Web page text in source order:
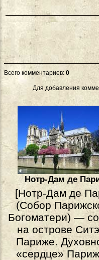
Всего комментариев: 0
Для добавления
Нотр-Дам де
[Нотр-Дам де
(Собор
Богоматери) —
на острове
Париже.
«сердце»